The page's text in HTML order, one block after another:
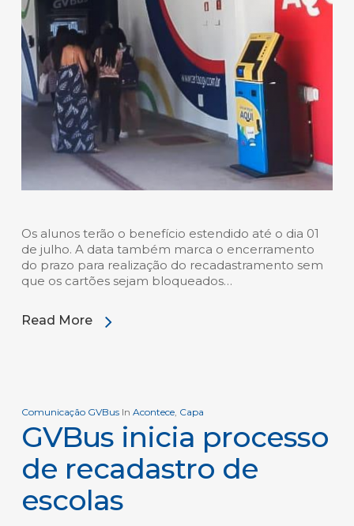
Os alunos terão o benefício estendido até o dia 01
de julho. A data também marca o encerramento
do prazo para realização do recadastramento sem
que os cartões sejam bloqueados…
Read More
Comunicação GVBus In Acontece, Capa
GVBus inicia processo
de recadastro de
escolas